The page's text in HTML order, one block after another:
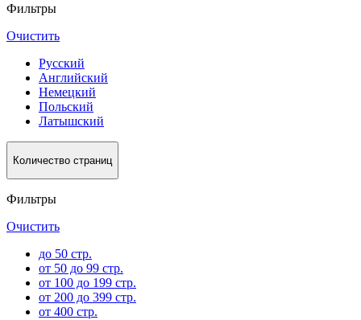
Фильтры
Очистить
Русский
Английский
Немецкий
Польский
Латышский
Количество страниц
Фильтры
Очистить
до 50 стр.
от 50 до 99 стр.
от 100 до 199 стр.
от 200 до 399 стр.
от 400 стр.